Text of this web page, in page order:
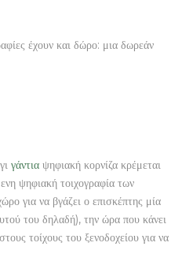
έχουν και δώρο: μια δωρεάν
γάντια ψηφιακή κορνίζα κρέμεται
ψηφιακή τοιχογραφία των
για να βγάζει ο επισκέπτης μία
του δηλαδή), την ώρα που κάνει
τοίχους του ξενοδοχείου για να